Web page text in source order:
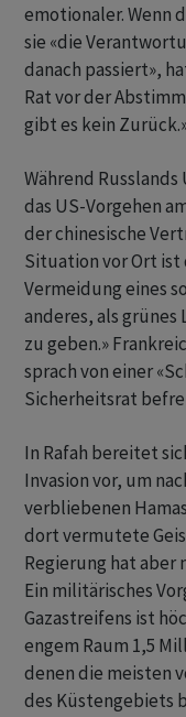
emotionaler. Wenn
sie «die
danach passiert»,
Rat vor der
gibt es kein
Während
das US-Vorgehen
der chinesische
Situation vor Ort
Vermeidung eines
anderes, als
zu geben.»
sprach von einer
Sicherheitsrat
In Rafah bereitet
Invasion vor, um
verbliebenen
dort vermutete
Regierung hat aber
Ein militärisches
Gazastreifens ist
engem Raum 1,5
denen die meisten
des Küstengebiets